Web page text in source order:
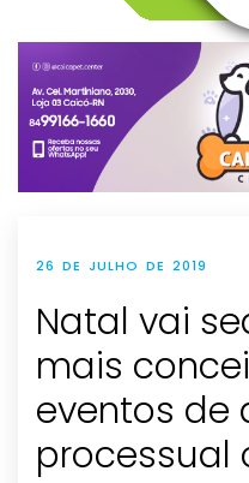
26 DE JULHO DE 2019
Natal vai
mais
eventos de
processual